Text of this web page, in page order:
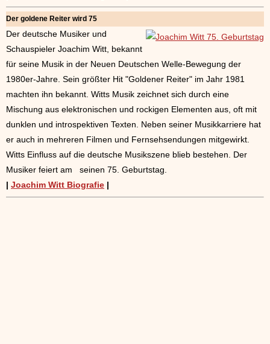
Der goldene Reiter wird 75
Der deutsche Musiker und
Schauspieler Joachim Witt, bekannt
für seine Musik in der Neuen Deutschen Welle-Bewegung der
1980er-Jahre. Sein größter Hit "Goldener Reiter" im Jahr 1981
machten ihn bekannt. Witts Musik zeichnet sich durch eine
Mischung aus elektronischen und rockigen Elementen aus, oft mit
dunklen und introspektiven Texten. Neben seiner Musikkarriere hat
er auch in mehreren Filmen und Fernsehsendungen mitgewirkt.
Witts Einfluss auf die deutsche Musikszene blieb bestehen. Der
Musiker feiert am seinen 75. Geburtstag.
| Joachim Witt Biografie |